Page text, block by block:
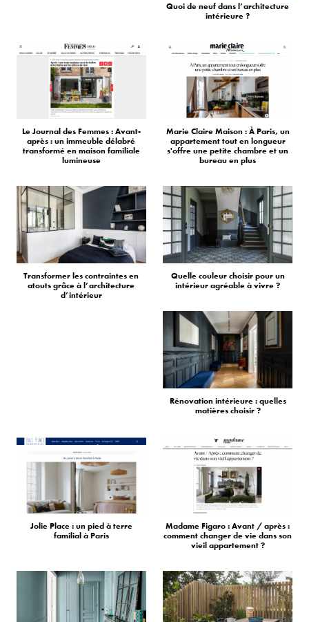
Quoi de neuf dans l’architecture
intérieure ?
Le Journal des Femmes : Avant-
après : un immeuble délabré
transformé en maison familiale
lumineuse
Marie Claire Maison : À Paris, un
appartement tout en longueur
s'offre une petite chambre et un
bureau en plus
Transformer les contraintes en
atouts grâce à l’architecture
d’intérieur
Quelle couleur choisir pour un
intérieur agréable à vivre ?
Rénovation intérieure : quelles
matières choisir ?
Jolie Place : un pied à terre
familial à Paris
Madame Figaro : Avant / après :
comment changer de vie dans son
vieil appartement ?